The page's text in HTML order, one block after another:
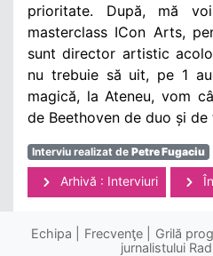
prioritate. După, mă
masterclass ICon Arts,
sunt director artistic
nu trebuie să uit, pe 1
magică, la Ateneu, vom
de Beethoven de duo și de
Interviu realizat de Petre Fugaciu
Arhivă : Interviuri
Echipa Frecvenţe Grilă
jurnalistului